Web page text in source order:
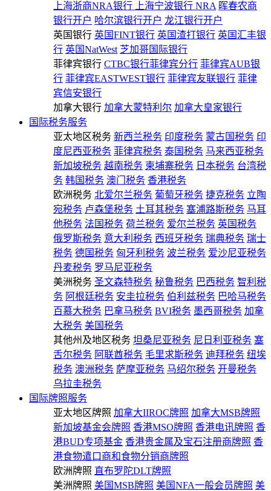
上海浙商NRA银行
上海宁波银行 NRA 晖春农商
银行开户 哈尔滨银行开户 龙江银行开户
英国银行 英国FINT银行 英国渣打银行 英国汇丰银
行 英国NatWest 芝加哥国际银行
菲律宾银行 CTBC银行菲律宾分行 菲律宾AUB银
行 菲律宾EASTWEST银行 菲律宾友联银行 菲律
宾信安银行
加拿大银行 加拿大蒙特利尔 加拿大皇家银行
国际税务服务
亚太地区税务 新西兰税务 印度税务 蒙古国税务 印
度尼西亚税务 菲律宾税务 泰国税务 马来西亚税务
新加坡税务 越南税务 柬埔寨税务 日本税务 台湾税
务 韩国税务 澳门税务 香港税务
欧洲税务 北爱尔兰税务 葡萄牙税务 捷克税务 立陶
宛税务 卢森堡税务 土耳其税务 塞浦路斯税务 马耳
他税务 法国税务 荷兰税务 爱尔兰税务 英国税务
俄罗斯税务 意大利税务 西班牙税务 瑞典税务 瑞士
税务 德国税务 匈牙利税务 波兰税务 爱沙尼亚税务
丹麦税务 罗马尼亚税务
美洲税务 圣文森特税务 秘鲁税务 巴西税务 智利税
务 阿根廷税务 安圭拉税务 伯利兹税务 巴哈马税务
百慕大税务 巴拿马税务 BVI税务 墨西哥税务 加拿
大税务 美国税务
其他州及地区税务 坦桑尼亚税务 尼日利亚税务 塞
舌尔税务 阿联酋税务 毛里求斯税务 迪拜税务 纽埃
税务 澳洲税务 萨摩亚税务 马绍尔税务 开曼税务
乌拉圭税务
国际牌照服务
亚太地区牌照 加拿大IIROC牌照 加拿大MSB牌照
新加坡基金会牌照 香港MSO牌照 香港电讯牌照 香
港BUD专项基金 香港贵金属及宝石注册商牌照 香
港食物遣口商和食物分销商牌照
欧洲牌照 直布罗陀DLT牌照
美洲牌照 美国MSB牌照 美国NFA一般会员牌照 美